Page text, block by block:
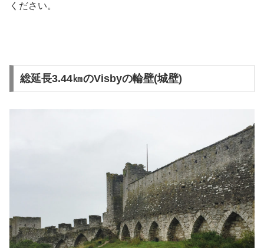
ください。
総延長3.44㎞のVisbyの輪壁(城壁)